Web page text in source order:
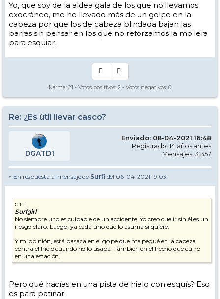
Yo, que soy de la aldea gala de los que no llevamos
exocráneo, me he llevado más de un golpe en la
cabeza por que los de cabeza blindada bajan las
barras sin pensar en los que no reforzamos la mollera
para esquiar.
Karma: 21 - Votos positivos: 2 - Votos negativos: 0
Re: ¿Es útil llevar casco?
DGATD1
Enviado: 08-04-2021 16:48
Registrado: 14 años antes
Mensajes: 3.357
» En respuesta al mensaje de Surfi del 06-04-2021 19:03
Cita
Surfgirl
No siempre uno es culpable de un accidente. Yo creo que ir sin él es un
riesgo claro. Luego, ya cada uno que lo asuma si quiere.
Y mi opinión, está basada en el golpe que me pegué en la cabeza
contra el hielo cuando no lo usaba. También en el hecho que curro
en una estación.
Pero qué hacías en una pista de hielo con esquís? Eso
es para patinar!